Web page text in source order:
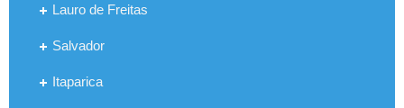
Lauro de Freitas
Salvador
Itaparica